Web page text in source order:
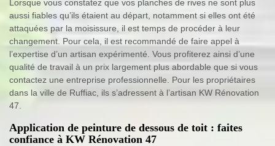
Lorsque vous constatez que vos planches de rives ne sont plus
aussi fiables qu’ils étaient au départ, notamment si elles ont été
attaquées par la moisissure, il est temps de procéder à leur
changement. Pour cela, il est recommandé de faire appel à
l’expertise d’un artisan expérimenté. Vous profiterez ainsi d’une
qualité de travail à un prix largement plus abordable que si vous
contactez une entreprise professionnelle. Pour les propriétaires
dans la ville de Ruffiac, ils s’adressent à l’artisan KW Rénovation
47.
Application de peinture de dessous de toit : faites
confiance à KW Rénovation 47